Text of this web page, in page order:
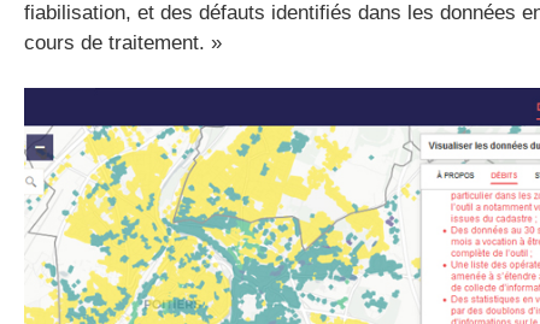
fiabilisation, et des défauts identifiés dans les données
cours de traitement. »